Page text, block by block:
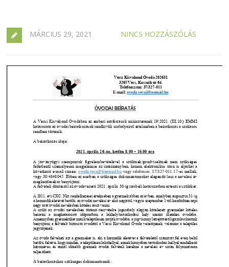
MÁRCIUS 29, 2021 NINCS HOZZÁSZÓLÁS